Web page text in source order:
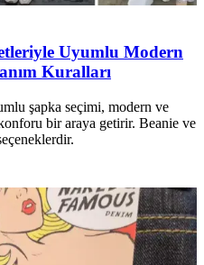
Uyumlu Modern
Kuralları
şapka seçimi, modern ve
bir araya getirir. Beanie ve